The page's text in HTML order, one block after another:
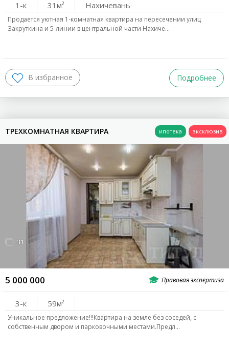
1-к 31 Нахичевань
Продается уютная 1-комнатная квартира на пересечении улиц
Закруткина и 5-линии в центральной части Нахиче…
Подробнее
ТРЕХКОМНАТНАЯ КВАРТИРА
5 000 000
31
3-к 59
Уникальное предложение!!!Квартира на земле без соседей, с
собственным двором и парковочными местами.Предл…